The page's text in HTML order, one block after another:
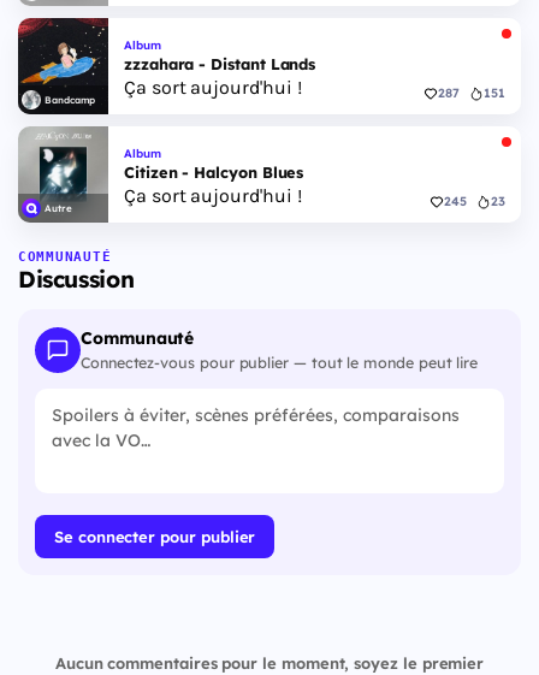
Bandcamp
Album
zzzahara - Distant Lands
Ça sort aujourd'hui ! 287 151
Autre
Album
Citizen - Halcyon Blues
Ça sort aujourd'hui ! 245 23
COMMUNAUTÉ
Discussion
Communauté
Connectez-vous pour publier — tout le monde peut lire
Se connecter pour publier
Aucun commentaires pour le moment, soyez le premier